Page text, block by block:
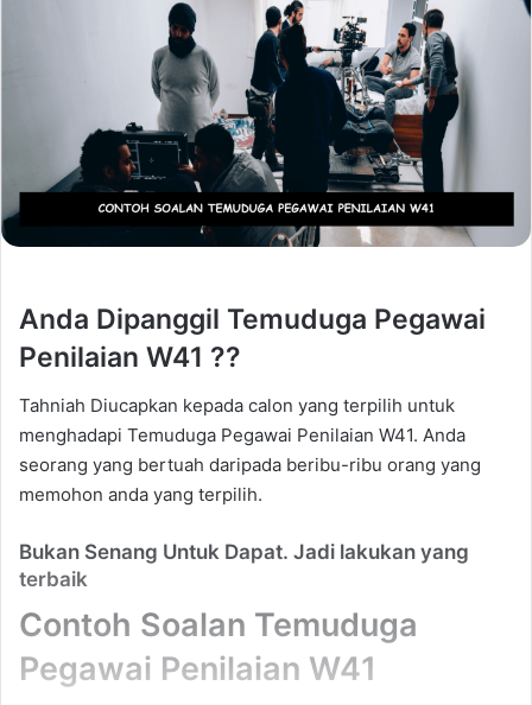
Anda Dipanggil Temuduga Pegawai
Penilaian W41 ??
Tahniah Diucapkan kepada calon yang terpilih untuk
menghadapi Temuduga Pegawai Penilaian W41. Anda
seorang yang bertuah daripada beribu-ribu orang yang
memohon anda yang terpilih.
Bukan Senang Untuk Dapat. Jadi lakukan yang
terbaik
Contoh Soalan Temuduga
Pegawai Penilaian W41